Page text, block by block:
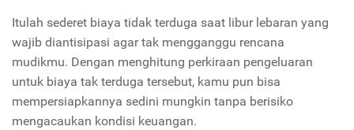
Itulah sederet biaya tidak terduga saat libur lebaran yang
wajib diantisipasi agar tak mengganggu rencana
mudikmu. Dengan menghitung perkiraan pengeluaran
untuk biaya tak terduga tersebut, kamu pun bisa
mempersiapkannya sedini mungkin tanpa berisiko
mengacaukan kondisi keuangan.